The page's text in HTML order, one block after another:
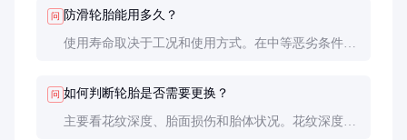
问 防滑轮胎能用多久？
使用寿命取决于工况和使用方式。在中等恶劣条件
问 如何判断轮胎是否需要更换？
主要看花纹深度、胎面损伤和胎体状况。花纹深度低